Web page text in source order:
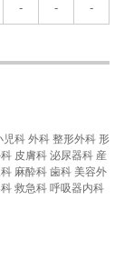
- - -
科 外科 整形外科 形
皮膚科 泌尿器科 産
麻酔科 歯科 美容外
救急科 呼吸器内科